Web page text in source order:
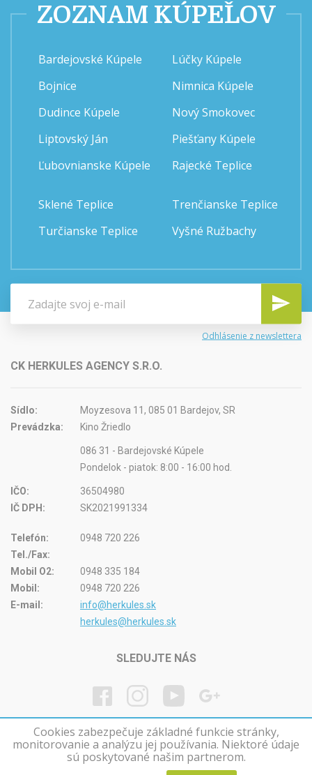
ZOZNAM KÚPEĽOV
Bardejovské Kúpele
Bojnice
Dudince Kúpele
Liptovský Ján
Ľubovnianske Kúpele
Lúčky Kúpele
Nimnica Kúpele
Nový Smokovec
Piešťany Kúpele
Rajecké Teplice
Sklené Teplice
Turčianske Teplice
Trenčianske Teplice
Vyšné Ružbachy
Odhlásenie z newslettera
CK HERKULES AGENCY S.R.O.
Sídlo:
Moyzesova 11, 085 01 Bardejov, SR
Prevádzka:
Kino Žriedlo
086 31 - Bardejovské Kúpele
Pondelok - piatok: 8:00 - 16:00 hod.
IČO:
36504980
IČ DPH:
SK2021991334
Telefón:
0948 720 226
Tel./Fax:
Mobil O2:
0948 335 184
Mobil:
0948 720 226
E-mail:
info@herkules.sk
herkules@herkules.sk
SLEDUJTE NÁS
© Herkules kúpele na Slovensku
Cookies zabezpečuje základné funkcie stránky,
monitorovanie a analýzu jej používania. Niektoré údaje
sú poskytované našim partnerom.